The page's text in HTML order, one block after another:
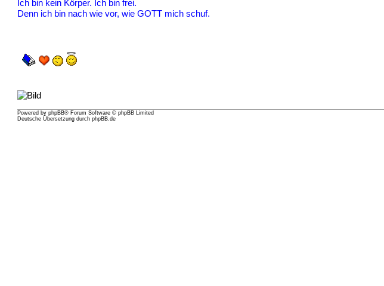
Ich bin kein Körper. Ich bin frei.
Denn ich bin nach wie vor, wie GOTT mich schuf.
Powered byphpBB® Forum Software © phpBB Limited
Deutsche Übersetzung durchphpBB.de